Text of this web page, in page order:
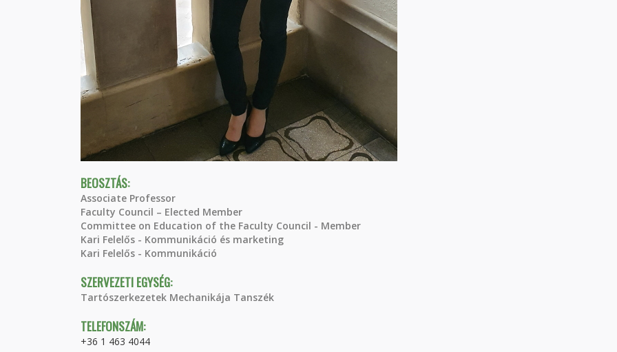
BEOSZTÁS:
Associate Professor
Faculty Council – Elected Member
Committee on Education of the Faculty Council - Member
Kari Felelős - Kommunikáció és marketing
Kari Felelős - Kommunikáció
SZERVEZETI EGYSÉG:
Tartószerkezetek Mechanikája Tanszék
TELEFONSZÁM:
+36 1 463 4044